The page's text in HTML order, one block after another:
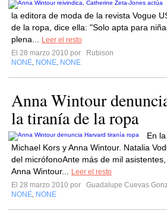
la editora de moda de la revista Vogue
de la ropa, dice ella: "Solo apta para
plena...
Leer el resto
El 28 marzo 2010 por
Rubison
NONE NONE NONE
Anna Wintour
la tiranía de la ropa
En
Michael Kors y Anna Wintour. Natalia
del micrófonoAnte más de mil
Anna Wintour...
Leer el resto
El 28 marzo 2010 por
Guadalupe Cuevas
NONE NONE